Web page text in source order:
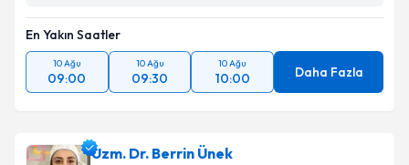
En Yakın Saatler
10 Ağu
09:00
10 Ağu
09:30
10 Ağu
10:00 Daha Fazla
Uzm. Dr. Berrin Ünek